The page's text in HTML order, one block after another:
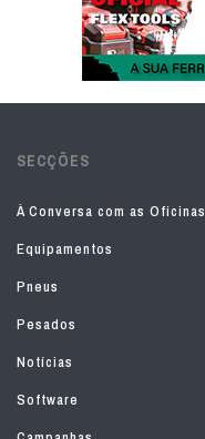
SECÇÕES
À Conversa com as Oficinas
Equipamentos
Pneus
Pesados
Notícias
Software